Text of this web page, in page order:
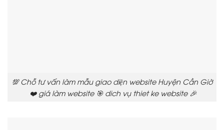
💯 Chỗ tư vấn làm mẫu giao diện website Huyện Cần Giờ
❤️ giá làm website 🎯 dich vụ thiet ke website 🎉